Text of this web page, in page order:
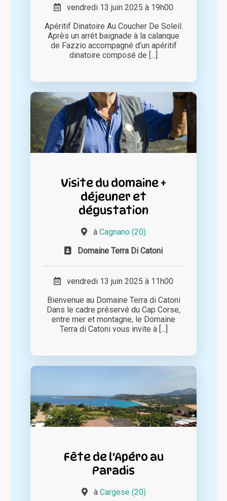
vendredi 13 juin 2025 à 19h00
Apéritif Dinatoire Au Coucher De Soleil.
Après un arrêt baignade à la calanque
de Fazzio accompagné d’un apéritif
dinatoire composé de [...]
Visite du domaine +
déjeuner et
dégustation
à Cagnano (20)
Domaine Terra Di Catoni
vendredi 13 juin 2025 à 11h00
Bienvenue au Domaine Terra di Catoni
Dans le cadre préservé du Cap Corse,
entre mer et montagne, le Domaine
Terra di Catoni vous invite à [...]
Fête de l'Apéro au
Paradis
à Cargese (20)